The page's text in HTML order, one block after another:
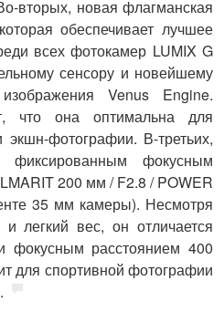
вторых, новая флагманская
обеспечивает лучшее
всех фотокамер LUMIX G
сенсору и новейшему
Venus Engine.
что она оптимальна для
фотографии. В-третьих,
фиксированным фокусным
200 мм / F2.8 / POWER
35 мм камеры). Несмотря
легкий вес, он отличается
фокусным расстоянием 400
для спортивной фотографии